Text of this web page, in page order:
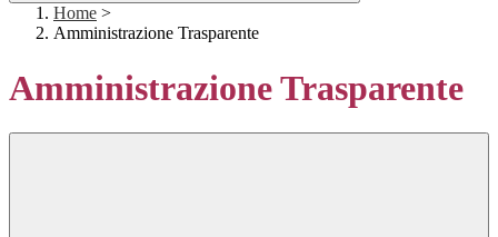
Home >
Amministrazione Trasparente
Amministrazione Trasparente